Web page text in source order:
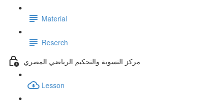
Material
Reserch
مركز التسوية والتحكيم الرياضي المصري
Lesson